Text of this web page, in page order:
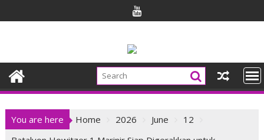
to
You are here Home 2026 June
12